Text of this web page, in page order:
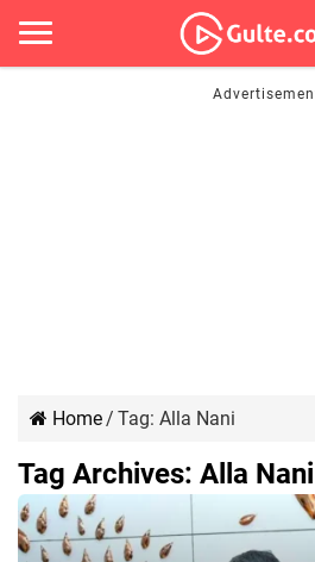
Home/ Tag: Alla Nani
Tag Archives: Alla Nani